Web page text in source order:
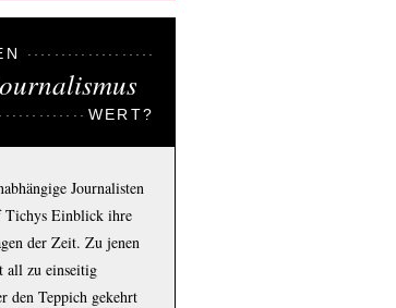
WERT?
Journalisten
Tichys Einblick ihre
der Zeit. Zu jenen
all zu einseitig
den Teppich gekehrt